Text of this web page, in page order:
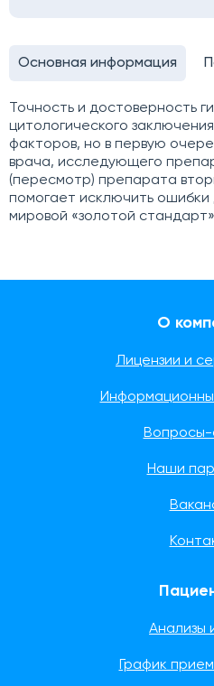
Основная информация
Точность и достоверность
цитологического
факторов, но в первую
врача, исследующего
(пересмотр) препарата
помогает исключить ошибки
мировой «золотой
О
Лицензии и
Вопросы-
Наши
Анализы
График